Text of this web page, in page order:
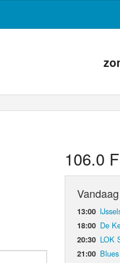
106.0
13:00
18:00 De
20:30 LOK
21:00